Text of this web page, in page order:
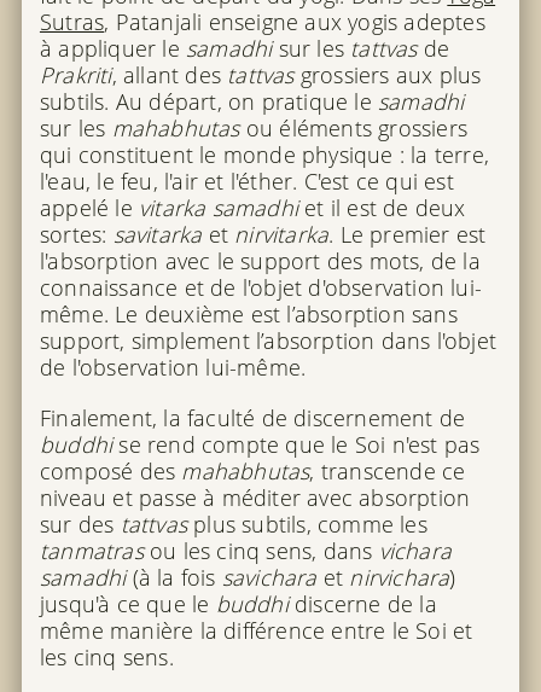
Sutras, Patanjali enseigne aux yogis adeptes
à appliquer le samadhisur les tattvasde
Prakriti, allant des tattvasgrossiers aux plus
subtils. Au départ, on pratique le samadhi
sur les mahabhutasou éléments grossiers
qui constituent le monde physique : la terre,
l'eau, le feu, l'air et l'éther. C'est ce qui est
appelé le vitarka samadhiet il est de deux
sortes: savitarka et nirvitarka. Le premier est
l'absorption avec le support des mots, de la
connaissance et de l'objet d'observation lui-
même. Le deuxième est l’absorption sans
support, simplement l’absorption dans l'objet
de l'observation lui-même.
Finalement, la faculté de discernement de
buddhise rend compte que le Soi n'est pas
composé des mahabhutas, transcende ce
niveau et passe à méditer avec absorption
sur des tattvasplus subtils, comme les
tanmatrasou les cinq sens, dans vichara
samadhi(à la fois savichara et nirvichara)
jusqu'à ce que le buddhidiscerne de la
même manière la différence entre le Soi et
les cinq sens.